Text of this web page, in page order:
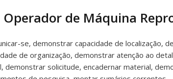
de Máquina
se, demonstrar capacidade de localização,
de organização, demonstrar atenção ao
solicitude, encadernar material,